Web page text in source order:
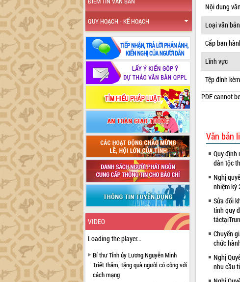
QUY HOẠCH - KẾ HOẠCH
VIDEO
Loading the player...
Bí thư Tỉnh ủy Lương Nguyễn Minh
Triết thăm, tặng quà người có công với
cách mạng
Nội dung
Loại văn bản
Cấp ban
Lĩnh vực
Tệp đính kèm
PDF cannot
Văn bản
Quy định
dân tộc
Nghị
nhiệm kỳ
Sửa đổi
tỉnh quy
Chuyển
chức
Nghị
nhu cầu